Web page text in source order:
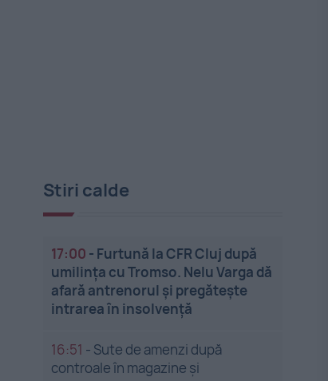
Stiri calde
17:00 - Furtună la CFR Cluj după
umilința cu Tromso. Nelu Varga dă
afară antrenorul și pregătește
intrarea în insolvență
16:51 - Sute de amenzi după
controale în magazine și